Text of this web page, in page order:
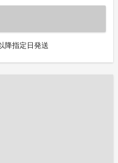
降指定日発送